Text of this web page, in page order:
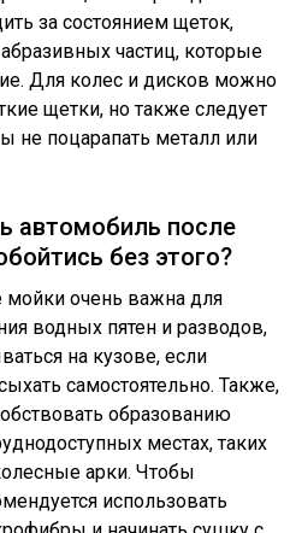
за состоянием щеток,
частиц, которые
Для колес и дисков можно
щетки, но также следует
не поцарапать металл или
автомобиль после
без этого?
мойки очень важна для
водных пятен и разводов,
на кузове, если
самостоятельно. Также,
образованию
местах, таких
арки. Чтобы
использовать